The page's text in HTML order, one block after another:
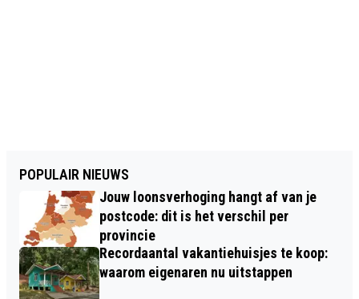
POPULAIR NIEUWS
Jouw loonsverhoging hangt af van je
postcode: dit is het verschil per
provincie
Recordaantal vakantiehuisjes te koop:
waarom eigenaren nu uitstappen